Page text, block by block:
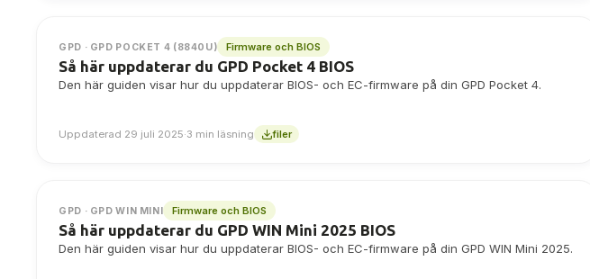
GPD · GPD POCKET 4 (8840U) Firmware och BIOS
Så här uppdaterar du GPD Pocket 4 BIOS
Den här guiden visar hur du uppdaterar BIOS- och EC-firmware på din GPD Pocket 4.
Uppdaterad 29 juli 2025·3 min läsning filer
GPD · GPD WIN MINI Firmware och BIOS
Så här uppdaterar du GPD WIN Mini 2025 BIOS
Den här guiden visar hur du uppdaterar BIOS- och EC-firmware på din GPD WIN Mini 2025.